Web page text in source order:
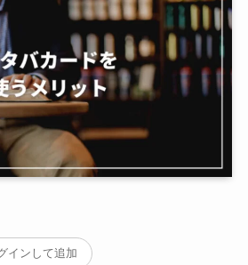
インして追加